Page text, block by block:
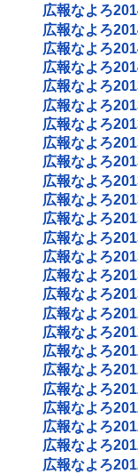
広報なよろ
広報なよろ
広報なよろ
広報なよろ
広報なよろ
広報なよろ
広報なよろ
広報なよろ
広報なよろ
広報なよろ
広報なよろ
広報なよろ
広報なよろ
広報なよろ
広報なよろ
広報なよろ
広報なよろ
広報なよろ
広報なよろ
広報なよろ
広報なよろ
広報なよろ
広報なよろ
広報なよろ
広報なよろ